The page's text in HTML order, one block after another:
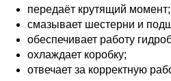
передаёт крутящий момент;
смазывает шестерни и
обеспечивает работу
охлаждает коробку;
отвечает за корректную